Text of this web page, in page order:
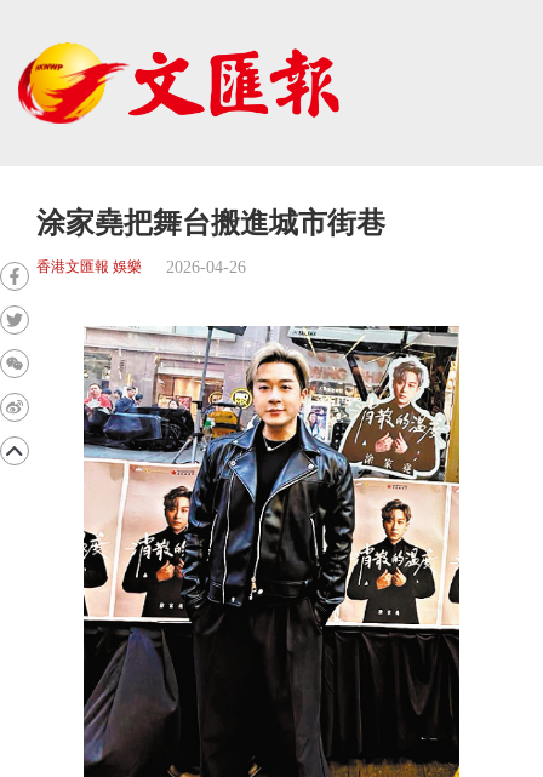
涂家堯把舞台搬進城市街巷
香港文匯報 娛樂 2026-04-26